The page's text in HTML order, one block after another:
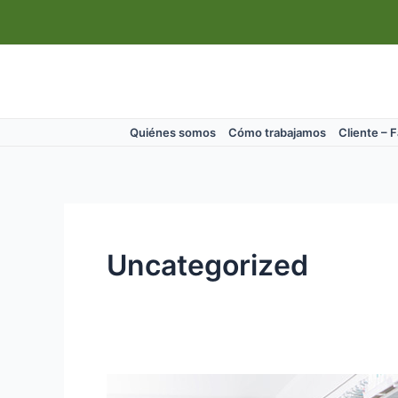
Quiénes somos Cómo trabajamos Cliente –
Uncategorized